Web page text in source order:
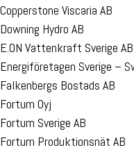
Copperstone Viscaria AB
Downing Hydro AB
E.ON Vattenkraft Sverige AB
Energiföretagen Sverige –
Falkenbergs Bostads AB
Fortum Oyj
Fortum Sverige AB
Fortum Produktionsnät AB